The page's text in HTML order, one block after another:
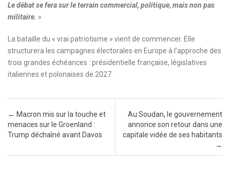
Le débat se fera sur le terrain commercial, politique, mais non pas
militaire. »
La bataille du « vrai patriotisme » vient de commencer. Elle
structurera les campagnes électorales en Europe à l’approche des
trois grandes échéances : présidentielle française, législatives
italiennes et polonaises de 2027.
Post navigation
← Macron mis sur la touche et
menaces sur le Groenland :
Trump déchaîné avant Davos
Au Soudan, le gouvernement
annonce son retour dans une
capitale vidée de ses habitants
→